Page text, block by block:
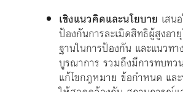
เชิงแนวคิดและนโยบาย เสน
ป้องกันการละเมิดสิทธิผู้สูงอา
ฐานในการป้องกัน และแนวทา
บูรณาการ รวมถึงมีการทบทว
แก้ไขกฎหมาย ข้อกำหนด แล